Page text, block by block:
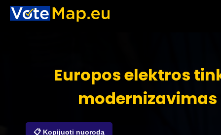
Europos elektros
modernizavimas
📋 Kopijuoti nuorodą